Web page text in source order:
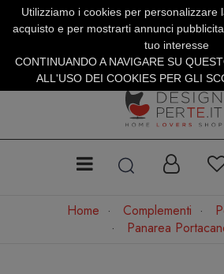
SERVIZIO CLIENTI
SUMMER SALES | Fino al
Home Complementi
Panarea
Utilizziamo i cookies per personalizzare
acquisto e per mostrarti annunci
tuo interesse
CONTINUANDO A NAVIGARE SU
ALL'USO DEI COOKIES PER GLI